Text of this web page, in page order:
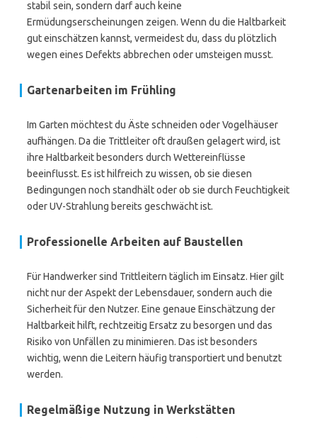
stabil sein, sondern darf auch keine
Ermüdungserscheinungen zeigen. Wenn du die Haltbarkeit
gut einschätzen kannst, vermeidest du, dass du plötzlich
wegen eines Defekts abbrechen oder umsteigen musst.
Gartenarbeiten im Frühling
Im Garten möchtest du Äste schneiden oder Vogelhäuser
aufhängen. Da die Trittleiter oft draußen gelagert wird, ist
ihre Haltbarkeit besonders durch Wettereinflüsse
beeinflusst. Es ist hilfreich zu wissen, ob sie diesen
Bedingungen noch standhält oder ob sie durch Feuchtigkeit
oder UV-Strahlung bereits geschwächt ist.
Professionelle Arbeiten auf Baustellen
Für Handwerker sind Trittleitern täglich im Einsatz. Hier gilt
nicht nur der Aspekt der Lebensdauer, sondern auch die
Sicherheit für den Nutzer. Eine genaue Einschätzung der
Haltbarkeit hilft, rechtzeitig Ersatz zu besorgen und das
Risiko von Unfällen zu minimieren. Das ist besonders
wichtig, wenn die Leitern häufig transportiert und benutzt
werden.
Regelmäßige Nutzung in Werkstätten